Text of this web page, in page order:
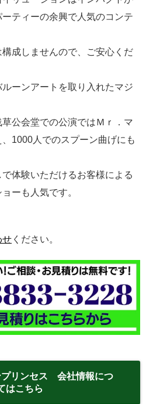
ティーの余興で人気のコンテ
成しませんので、ご安心くだ
ーンアートを取り入れたマジ
公会堂での公演ではＭｒ．マ
1000人でのスプーン曲げにも
体験いただけるお客様による
ーも人気です。
せ ください。
プリンセス 会社情報につ
はこちら